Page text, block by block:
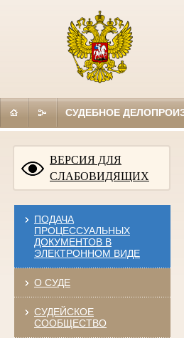
СУДЕБНОЕ
ВЕРСИЯ ДЛЯ
СЛАБОВИДЯЩИХ
ПОДАЧА
ПРОЦЕССУАЛЬНЫХ
ДОКУМЕНТОВ В
ЭЛЕКТРОННОМ ВИДЕ
О СУДЕ
СУДЕЙСКОЕ
СООБЩЕСТВО